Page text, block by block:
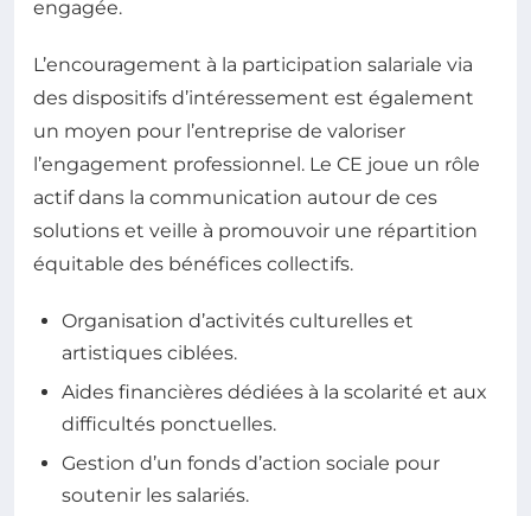
engagée.
L’encouragement à la participation salariale via
des dispositifs d’intéressement est également
un moyen pour l’entreprise de valoriser
l’engagement professionnel. Le CE joue un rôle
actif dans la communication autour de ces
solutions et veille à promouvoir une répartition
équitable des bénéfices collectifs.
Organisation d’activités culturelles et
artistiques ciblées.
Aides financières dédiées à la scolarité et aux
difficultés ponctuelles.
Gestion d’un fonds d’action sociale pour
soutenir les salariés.